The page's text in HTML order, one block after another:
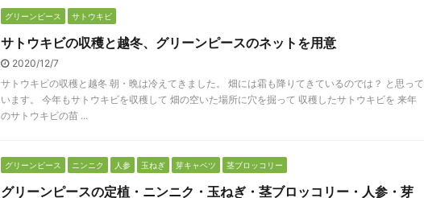
グリーンピース サトウキビ
サトウキビの収穫と越冬、グリーンピースのネットを用意
2020/12/7
サトウキビの収穫と越冬 朝・晩は冷えてきました。 畑には霜も降りてきているのでは？ と思って
います。 今年もサトウキビを収穫して 畑の空いた場所に穴を掘って 収穫したサトウキビを 来年
のサトウキビの苗 ...
グリーンピース ニンニク 人参 玉ねぎ 芽キャベツ 茎ブロッコリー
グリーンピースの定植・ニンニク・玉ねぎ・茎ブロッコリー・人参・芽